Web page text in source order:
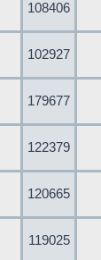
108406
102927
179677
122379
120665
119025